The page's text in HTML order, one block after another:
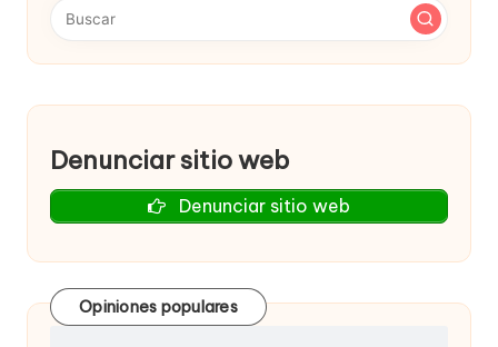
Denunciar sitio web
Denunciar sitio web
Opiniones populares